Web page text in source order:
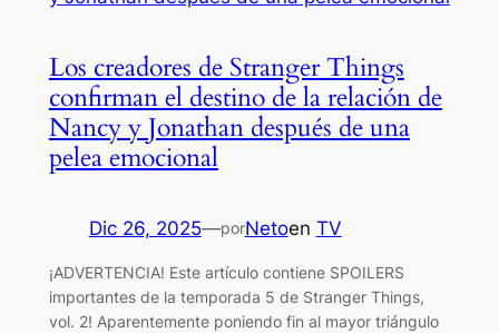
Los creadores de Stranger Things
confirman el destino de la relación de
Nancy y Jonathan después de una
pelea emocional
Dic 26, 2025—porNetoen TV
¡ADVERTENCIA! Este artículo contiene SPOILERS
importantes de la temporada 5 de Stranger Things,
vol. 2! Aparentemente poniendo fin al mayor triángulo